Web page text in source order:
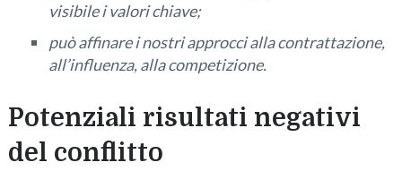
visibile i valori chiave;
può affinare i nostri approcci alla contrattazione,
all’influenza, alla competizione.
Potenziali risultati negativi
del conflitto